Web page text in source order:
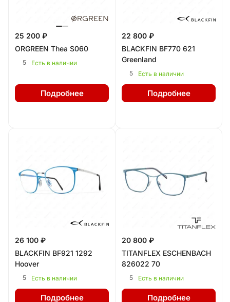
25 200 ₽
ORGREEN Thea S060
5 Есть в наличии
Подробнее
22 800 ₽
BLACKFIN BF770 621
Greenland
5 Есть в наличии
Подробнее
26 100 ₽
BLACKFIN BF921 1292
Hoover
5 Есть в наличии
Подробнее
20 800 ₽
TITANFLEX ESCHENBACH
826022 70
5 Есть в наличии
Подробнее